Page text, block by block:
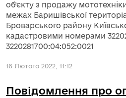
об’єкту з продажу
межах Баришівської
Броварського району
кадастровими номерами
3220281700:04:052:0021
16 Лютого 2022, 11:12
Повідомлення про